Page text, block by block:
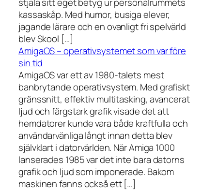
stjäla sitt eget betyg ur personalrummets
kassaskåp. Med humor, busiga elever,
jagande lärare och en ovanligt fri spelvärld
blev Skool […]
AmigaOS – operativsystemet som var före
sin tid
AmigaOS var ett av 1980-talets mest
banbrytande operativsystem. Med grafiskt
gränssnitt, effektiv multitasking, avancerat
ljud och färgstark grafik visade det att
hemdatorer kunde vara både kraftfulla och
användarvänliga långt innan detta blev
självklart i datorvärlden. När Amiga 1000
lanserades 1985 var det inte bara datorns
grafik och ljud som imponerade. Bakom
maskinen fanns också ett […]